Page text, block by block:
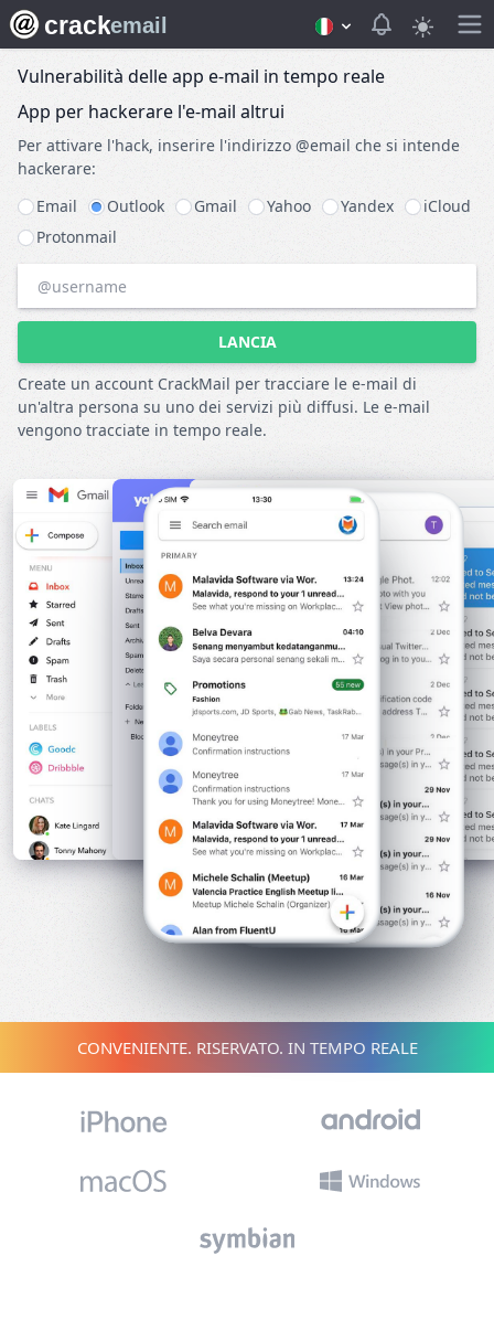
crackemail View
Vulnerabilità delle app e-mail in tempo reale
App per hackerare l'e-mail altrui
Per attivare l'hack, inserire l'indirizzo @email che si intende
hackerare:
Email
Outlook Gmail Yahoo Yandex
iCloud
Protonmail
LANCIA
Create un account CrackMail per tracciare le e-mail di
un'altra persona su uno dei servizi più diffusi. Le e-mail
vengono tracciate in tempo reale.
CONVENIENTE. RISERVATO. IN TEMPO REALE